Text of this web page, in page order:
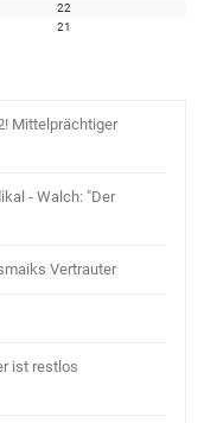
22
21
Mittelprächtiger
- Walch: "Der
Vertrauter
ist restlos